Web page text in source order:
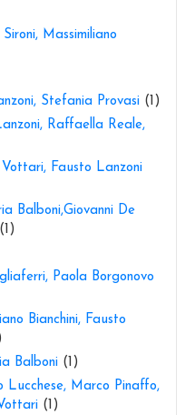
Massimiliano
Stefania Provasi (1)
Raffaella Reale,
Fausto Lanzoni
Balboni,Giovanni De
(1)
Paola Borgonovo
Bianchini, Fausto
Balboni (1)
Lucchese, Marco Pinaffo,
(1)